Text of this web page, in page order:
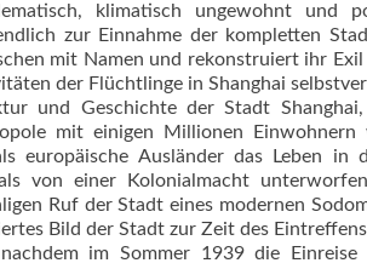
klimatisch ungewohnt und
zur Einnahme der kompletten
mit Namen und rekonstruiert ihr
der Flüchtlinge in Shanghai
und Geschichte der Stadt
mit einigen Millionen Einwohnern
europäische Ausländer das Leben
von einer Kolonialmacht
Ruf der Stadt eines modernen
Bild der Stadt zur Zeit des
im Sommer 1939 die